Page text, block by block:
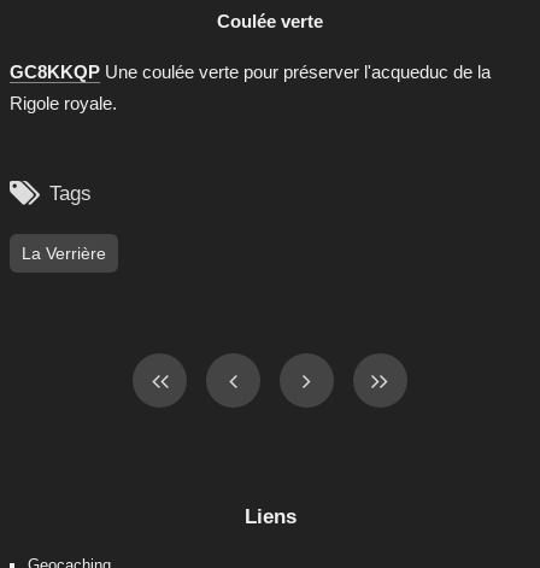
Coulée verte
GC8KKQP Une coulée verte pour préserver l'acqueduc de la
Rigole royale.
 Tags
La Verrière
Liens